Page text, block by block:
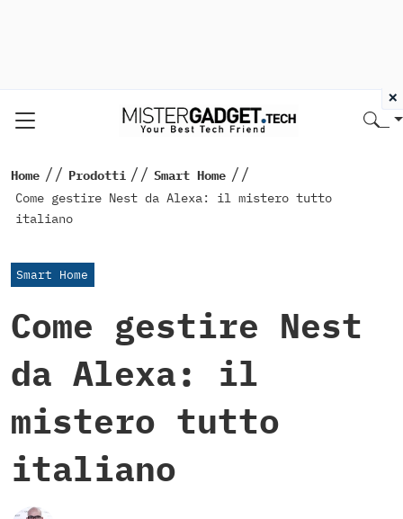
Home // Prodotti // Smart Home //
Come gestire Nest da Alexa: il mistero tutto
italiano
Smart Home
Come gestire Nest
da Alexa: il
mistero tutto
italiano
×